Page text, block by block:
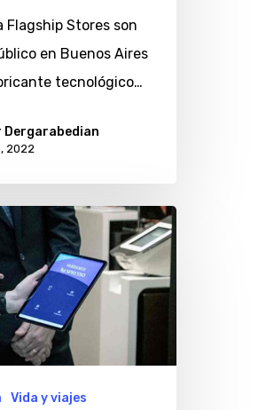
Flagship Stores son
en Buenos Aires
tecnológico…
Dergarabedian
2022
Vida y viajes